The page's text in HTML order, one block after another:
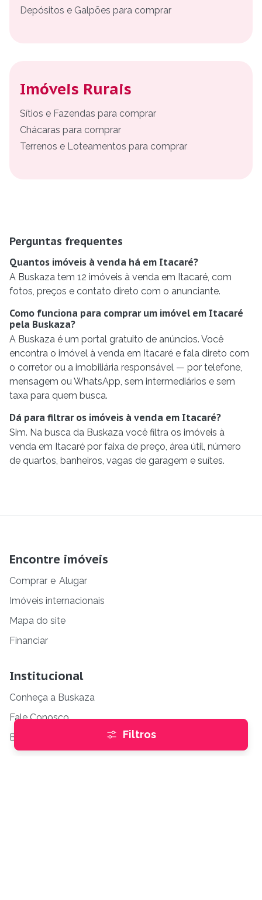
Filtros
Depósitos e Galpões para comprar
Imóveis Rurais
Sítios e Fazendas para comprar
Chácaras para comprar
Terrenos e Loteamentos para comprar
Perguntas frequentes
Quantos imóveis à venda há em Itacaré?
A Buskaza tem 12 imóveis à venda em Itacaré, com
fotos, preços e contato direto com o anunciante.
Como funciona para comprar um imóvel em Itacaré
pela Buskaza?
A Buskaza é um portal gratuito de anúncios. Você
encontra o imóvel à venda em Itacaré e fala direto com
o corretor ou a imobiliária responsável — por telefone,
mensagem ou WhatsApp, sem intermediários e sem
taxa para quem busca.
Dá para filtrar os imóveis à venda em Itacaré?
Sim. Na busca da Buskaza você filtra os imóveis à
venda em Itacaré por faixa de preço, área útil, número
de quartos, banheiros, vagas de garagem e suítes.
Encontre imóveis
Comprar e Alugar
Imóveis internacionais
Mapa do site
Financiar
Institucional
Conheça a Buskaza
Fale Conosco
Blog